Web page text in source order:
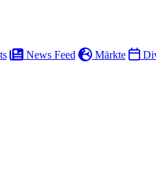
News Feed Märkte